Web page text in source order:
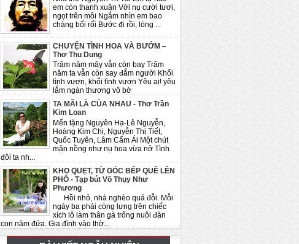
em còn thanh xuân Với nụ cười tươi,
ngọt trên môi Ngắm nhìn em bao
chàng bối rối Bước đi rồi, lòng ...
CHUYỆN TÌNH HOA VÀ BƯỚM –
Thơ Thu Dung
Trăm năm mây vẫn còn bay Trăm
năm ta vẫn còn say đắm người Khối
tình vươn, khối tình vươn Yêu ai! yêu
lắm ngàn thương vô bờ
TA MÃI LÀ CỦA NHAU - Thơ Trần
Kim Loan
Mến tặng Nguyên Hạ-Lê Nguyễn,
Hoàng Kim Chi, Nguyễn Thị Tiết,
Quốc Tuyên, Lâm Cẩm Ái Một chút
mặn nồng như nụ hoa vừa nở Tình
đôi ta nh...
KHO QUẸT, TỪ GÓC BẾP QUÊ LÊN
PHỐ - Tạp bút Võ Thụy Như
Phương
Hồi nhỏ, nhà nghèo quá đỗi. Mỗi
ngày ba phải còng lưng trên chiếc
xích lô làm thân gà trống nuôi đàn
con năm đứa. Gia đình vào thờ...